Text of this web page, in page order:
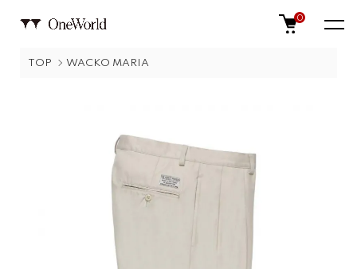
0
TOP WACKO MARIA